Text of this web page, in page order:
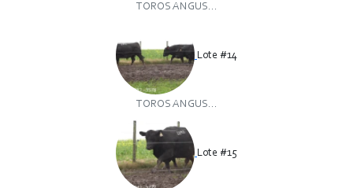
TOROS ANGUS...
Lote #14
TOROS ANGUS...
Lote #15